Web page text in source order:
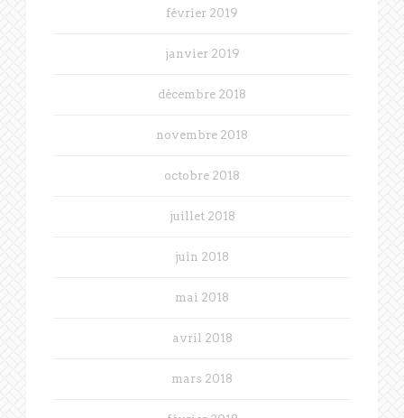
février 2019
janvier 2019
décembre 2018
novembre 2018
octobre 2018
juillet 2018
juin 2018
mai 2018
avril 2018
mars 2018